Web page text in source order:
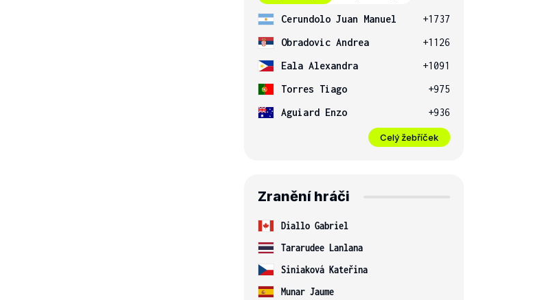
Cerundolo Juan Manuel
+1737
Obradovic Andrea
+1126
Eala Alexandra
+1091
Torres Tiago
+975
Aguiard Enzo
+936
Celý žebříček
Zranění hráči
Diallo Gabriel
Tararudee Lanlana
Siniaková Kateřina
Munar Jaume